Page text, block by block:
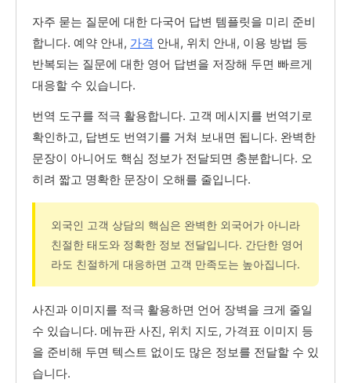
자주 묻는 질문에 대한 다국어 답변 템플릿을 미리 준비
합니다. 예약 안내, 가격 안내, 위치 안내, 이용 방법 등
반복되는 질문에 대한 영어 답변을 저장해 두면 빠르게
대응할 수 있습니다.
번역 도구를 적극 활용합니다. 고객 메시지를 번역기로
확인하고, 답변도 번역기를 거쳐 보내면 됩니다. 완벽한
문장이 아니어도 핵심 정보가 전달되면 충분합니다. 오
히려 짧고 명확한 문장이 오해를 줄입니다.
외국인 고객 상담의 핵심은 완벽한 외국어가 아니라
친절한 태도와 정확한 정보 전달입니다. 간단한 영어
라도 친절하게 대응하면 고객 만족도는 높아집니다.
사진과 이미지를 적극 활용하면 언어 장벽을 크게 줄일
수 있습니다. 메뉴판 사진, 위치 지도, 가격표 이미지 등
을 준비해 두면 텍스트 없이도 많은 정보를 전달할 수 있
습니다.